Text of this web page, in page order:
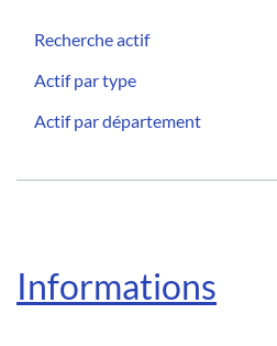
Recherche actif
Actif par type
Actif par département
Informations